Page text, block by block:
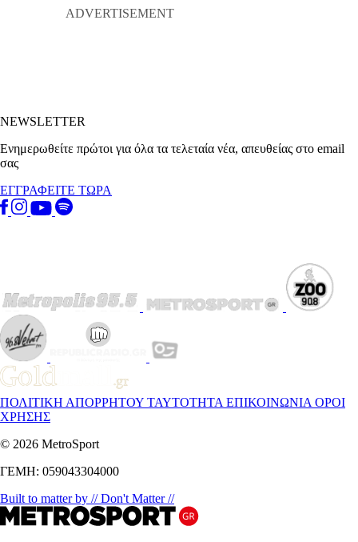
NEWSLETTER
Ενημερωθείτε πρώτοι για όλα τα τελεταία νέα, απευθείας στο email
σας
ΕΓΓΡΑΦΕΙΤΕ ΤΩΡΑ
ΠΟΛΙΤΙΚΗ ΑΠΟΡΡΗΤΟΥ ΤΑΥΤΟΤΗΤΑ ΕΠΙΚΟΙΝΩΝΙΑ ΟΡΟΙ
ΧΡΗΣΗΣ
© 2026 MetroSport
ΓΕΜΗ: 059043304000
Built to matter by // Don't Matter //